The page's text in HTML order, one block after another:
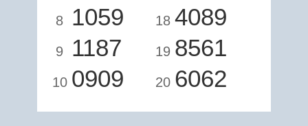
8 1059
9 1187
10 0909
18 4089
19 8561
20 6062